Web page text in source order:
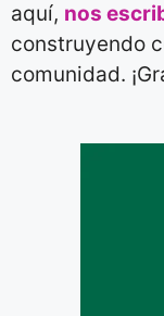
aquí, nos
construyendo
comunidad.